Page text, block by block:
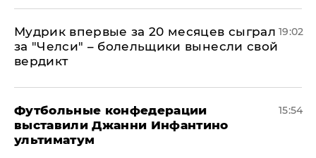
Мудрик впервые за 20 месяцев сыграл
за "Челси" – болельщики вынесли свой
вердикт
19:02
Футбольные конфедерации
выставили Джанни Инфантино
ультиматум
15:54